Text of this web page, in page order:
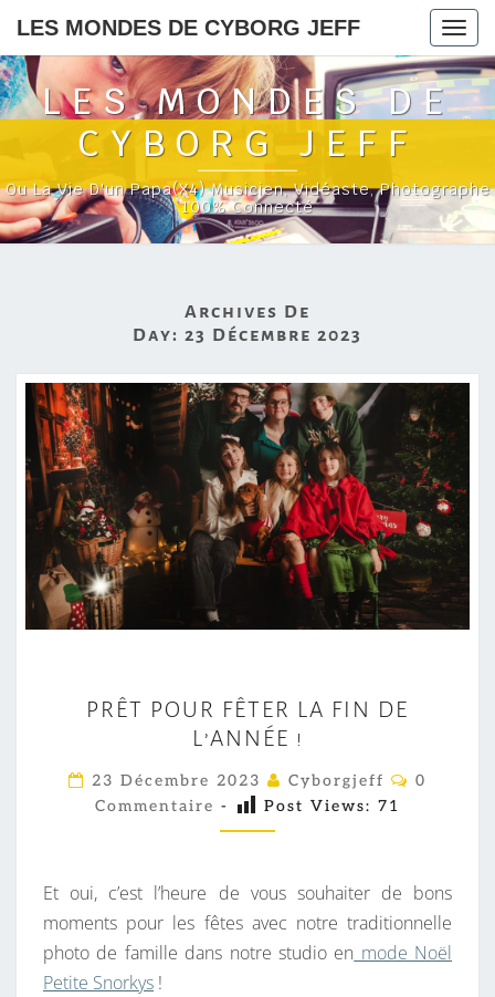
LES MONDES DE CYBORG JEFF
LES MONDES DE
CYBORG JEFF
Ou La Vie D'un Papa(x4) Musicien, Vidéaste, Photographe
100% Connecté
Archives De
Day: 23 Décembre 2023
R
Ê
T
P
O
R
F
Ê
PRÊT POUR FÊTER LA FIN DE
L’ANNÉE !
23 Décembre 2023 Cyborgjeff
C
T
A
I
R
E
0
Commentaire - Post Views: 71
Et oui, c’est l’heure de vous souhaiter de bons
moments pour les fêtes avec notre traditionnelle
photo de famille dans notre studio en mode Noël
Petite Snorkys !